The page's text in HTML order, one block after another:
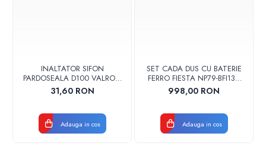
INALTATOR SIFON
PARDOSEALA D100 VALROM
17001900004
31,60 RON
Adauga in cos
SET CADA DUS CU BATERIE
FERRO FIESTA NP79-BFI13U
CROM
998,00 RON
Adauga in cos